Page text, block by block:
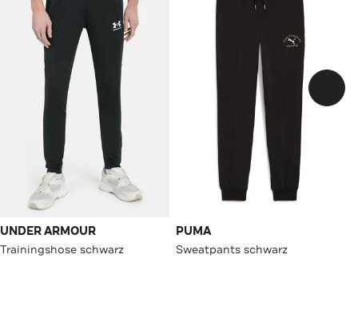
UNDER ARMOUR
Trainingshose schwarz
PUMA
Sweatpants schwarz